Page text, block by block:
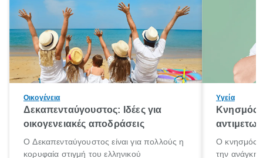
Οικογένεια
Δεκαπενταύγουστος: Ιδέες για
οικογενειακές αποδράσεις
Ο Δεκαπενταύγουστος είναι για πολλούς η
κορυφαία στιγμή του ελληνικού
Υγεία
Κνησμός:
Ο κνησμός
την ανάγκη